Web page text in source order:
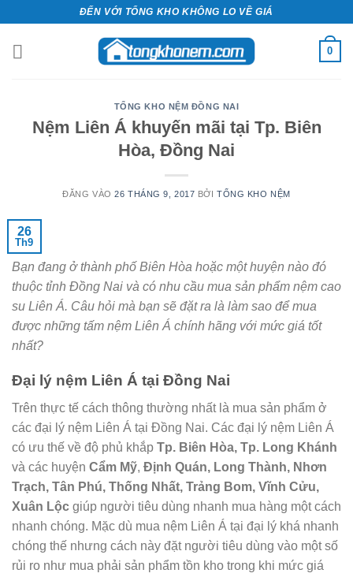
nội
ĐẾN VỚI TỔNG KHO KHÔNG LO VỀ GIÁ
0
TỔNG KHO NỆM ĐỒNG NAI
Nệm Liên Á khuyến mãi tại Tp. Biên
Hòa, Đồng Nai
ĐĂNG VÀO26 THÁNG 9, 2017 BỞITỔNG KHO NỆM
26
Th9
Bạn đang ở thành phố Biên Hòa hoặc một huyện nào đó
thuộc tỉnh Đồng Nai và có nhu cầu mua sản phẩm nệm cao
su Liên Á. Câu hỏi mà bạn sẽ đặt ra là làm sao để mua
được những tấm nệm Liên Á chính hãng với mức giá tốt
nhất?
Đại lý nệm Liên Á tại Đồng Nai
Trên thực tế cách thông thường nhất là mua sản phẩm ở
các đại lý nệm Liên Á tại Đồng Nai. Các đại lý nệm Liên Á
có ưu thế về độ phủ khắp Tp. Biên Hòa, Tp. Long Khánh
và các huyện Cẩm Mỹ, Định Quán, Long Thành, Nhơn
Trạch, Tân Phú, Thống Nhất, Trảng Bom, Vĩnh Cửu,
Xuân Lộc giúp người tiêu dùng nhanh mua hàng một cách
nhanh chóng. Mặc dù mua nệm Liên Á tại đại lý khá nhanh
chóng thế nhưng cách này đặt người tiêu dùng vào một số
rủi ro như mua phải sản phẩm tồn kho trong khi mức giá